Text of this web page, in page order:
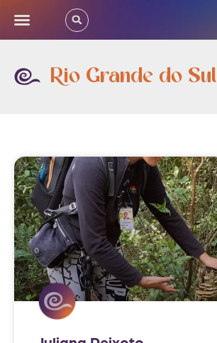
Rio Grande do Sul